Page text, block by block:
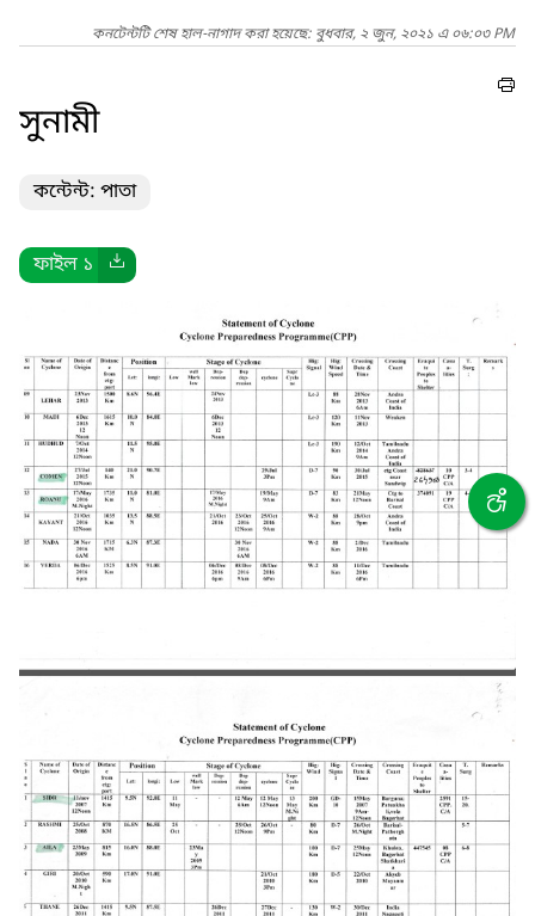
কনটেন্টটি শেষ হাল-নাগাদ করা হয়েছে: বুধবার, ২ জুন, ২০২১ এ ০৬:০৩ PM
সুনামী
কন্টেন্ট: পাতা
ফাইল ১